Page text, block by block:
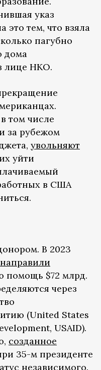
указ
это тем, что взяла
пагубно
дома
лице НКО.
том числе
за рубежом
увольняют
уйти
в США
В 2023
направили
помощь $72 млрд.
через
(United States
USAID).
созданное
35-м президенте
независимого.